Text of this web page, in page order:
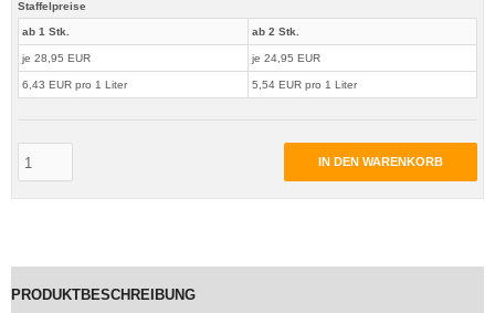
Staffelpreise
ab 1 Stk.
je 28,95 EUR
6,43 EUR pro 1 Liter
ab 2 Stk.
je 24,95 EUR
5,54 EUR pro 1 Liter
IN DEN WARENKORB
PRODUKTBESCHREIBUNG